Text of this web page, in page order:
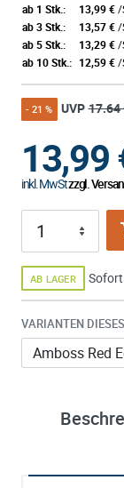
ab 1 Stk.: 13,99 €/
ab 3 Stk.:
13,57 €/
ab 5 Stk.:
13,29 €/
ab 10 Stk.: 12,59 €/
- 21 % UVP 17.64
13,99
inkl. MwStzzgl.
AB LAGER
VARIANTEN